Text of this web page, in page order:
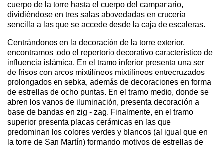
cuerpo de la torre hasta el cuerpo del campanario,
dividiéndose en tres salas abovedadas en crucería
sencilla a las que se accede desde la caja de escaleras.
Centrándonos en la decoración de la torre exterior,
encontramos todo el repertorio decorativo característico de
influencia islámica. En el tramo inferior presenta una ser
de frisos con arcos mixtilíneos mixtilíneos entrecruzados
prolongados en sebka, además de decoraciones en forma
de estrellas de ocho puntas. En el tramo medio, donde se
abren los vanos de iluminación, presenta decoración a
base de bandas en zig - zag. Finalmente, en el tramo
superior presenta placas cerámicas en las que
predominan los colores verdes y blancos (al igual que en
la torre de San Martín) formando motivos de estrellas de